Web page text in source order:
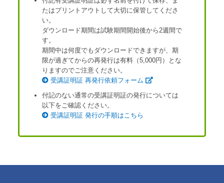
たはプリントアウトして大切に保管してくださ
い。
ダウンロード期間は試験期間開始後から2週間で
す。
期間中は何度でもダウンロードできますが、期
限が過ぎてからの再発行は有料（5,000円）とな
りますのでご注意ください。
受講証明証 再発行依頼フォーム
付記のない通常の受講証明証の発行については
以下をご確認ください。
受講証明証 発行の手順はこちら